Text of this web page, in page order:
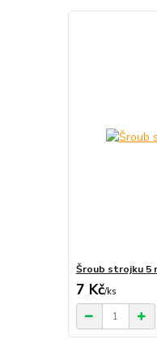
Šroub strojku 5
7 Kč/ks